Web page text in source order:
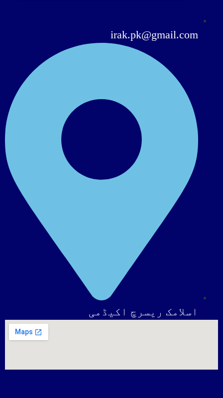
irak.pk@gmail.com
اسلامک ریسرچ اکیڈمی